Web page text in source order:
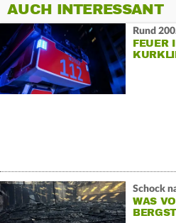
AUCH INTERESSANT
Rund
FEUER
Schock
WAS